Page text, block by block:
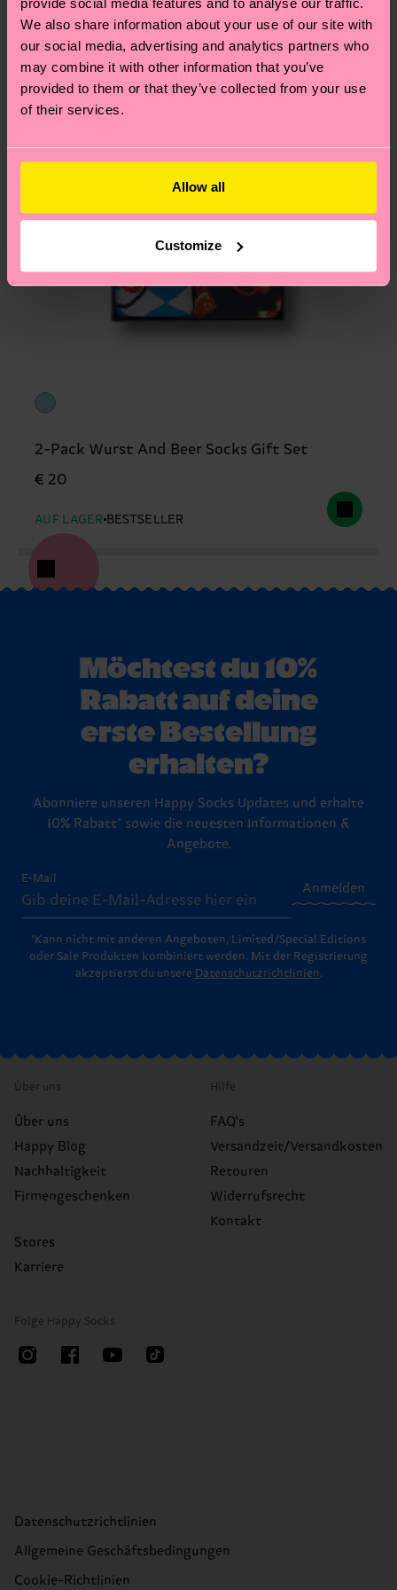
provide social media features and to analyse our traffic.
We also share information about your use of our site with
our social media, advertising and analytics partners who
may combine it with other information that you’ve
provided to them or that they’ve collected from your use
of their services.
Allow all
Customize
Du hast Fragen zu einer Retoure? In unserem
Hilfebereich im Artikel Retouren findest du die
am häufigsten gestellten Fragen.
2-Pack Wurst And Beer Socks Gift Set
€ 20
AUF LAGER BESTSELLER
Möchtest du 10%
Rabatt auf deine
erste Bestellung
erhalten?
Abonniere unseren Happy Socks Updates und erhalte
10% Rabatt* sowie die neuesten Informationen &
Angebote.
E-Mail
Anmelden
*Kann nicht mit anderen Angeboten, Limited/Special Editions
oder Sale Produkten kombiniert werden. Mit der Registrierung
akzeptierst du unsere Datenschutzrichtlinien.
Über uns
Über uns
Happy Blog
Nachhaltigkeit
Firmengeschenken
Stores
Karriere
Hilfe
FAQ's
Versandzeit/Versandkosten
Retouren
Widerrufsrecht
Kontakt
Folge Happy Socks
Datenschutzrichtlinien
Allgemeine Geschäftsbedingungen
Cookie-Richtlinien